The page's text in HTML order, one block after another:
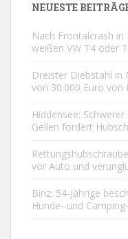
NEUESTE
Nach Frontalcrash in
weißen VW T4 oder
Dreister Diebstahl in
von 30.000 Euro von
Hiddensee:
Gellen fordert
vor Auto und
Binz: 54-Jährige
Hunde- und